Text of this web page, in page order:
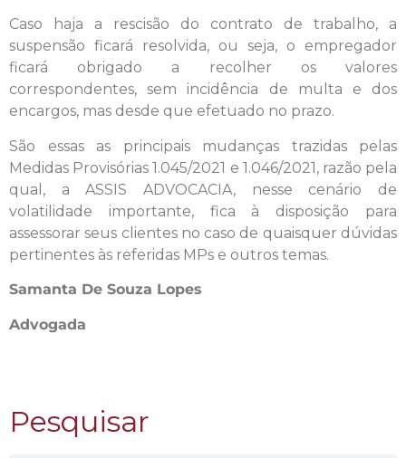
Caso haja a rescisão do contrato de trabalho, a
suspensão ficará resolvida, ou seja, o empregador
ficará obrigado a recolher os valores
correspondentes, sem incidência de multa e dos
encargos, mas desde que efetuado no prazo.
São essas as principais mudanças trazidas pelas
Medidas Provisórias 1.045/2021 e 1.046/2021, razão pela
qual, a ASSIS ADVOCACIA, nesse cenário de
volatilidade importante, fica à disposição para
assessorar seus clientes no caso de quaisquer dúvidas
pertinentes às referidas MPs e outros temas.
Samanta De Souza Lopes
Advogada
Pesquisar